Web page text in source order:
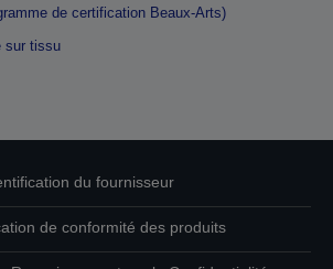
de certification Beaux-Arts)
sur tissu
du fournisseur
de conformité des produits